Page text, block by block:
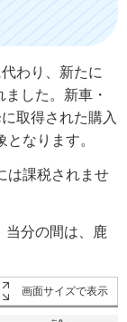
わり、新たに
した。新車・
取得された購入
なります。
は課税されませ
当分の間は、鹿
画面サイズで表示